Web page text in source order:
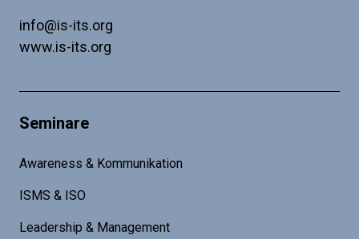
info@is-its.org
www.is-its.org
Seminare
Awareness & Kommunikation
ISMS & ISO
Leadership & Management